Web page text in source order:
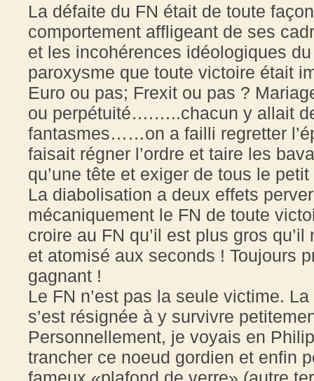
La défaite du FN était de toute
comportement affligeant de ses
et les incohérences idéologiques
paroxysme que toute victoire était
Euro ou pas; Frexit ou pas ?
ou perpétuité….…..chacun y allait
fantasmes……on a failli regretter
faisait régner l’ordre et taire les
qu’une tête et exiger de tous le
La diabolisation a deux effets
mécaniquement le FN de toute
croire au FN qu’il est plus gros
et atomisé aux seconds ! Toujours
gagnant !
Le FN n’est pas la seule victime.
s’est résignée à y survivre
Personnellement, je voyais en
trancher ce noeud gordien et enfin